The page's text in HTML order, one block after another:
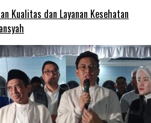
Kualitas dan Layanan Kesehatan